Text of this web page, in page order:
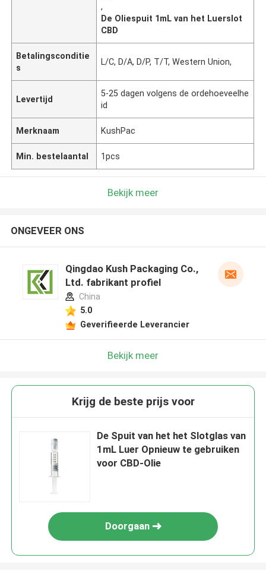
,
De Oliespuit 1mL van het Luerslot
CBD
Betalingsconditie
s
L/C, D/A, D/P, T/T, Western Union,
Levertijd
5-25 dagen volgens de ordehoeveelhe
id
Merknaam KushPac
Min. bestelaantal 1pcs
Bekijk meer
ONGEVEER ONS
Qingdao Kush Packaging Co.,
Ltd. fabrikant profiel
China
5.0
Geverifieerde Leverancier
Bekijk meer
Krijg de beste prijs voor
De Spuit van het het Slotglas van
1mL Luer Opnieuw te gebruiken
voor CBD-Olie
Doorgaan